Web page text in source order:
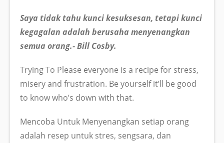
Saya tidak tahu kunci kesuksesan, tetapi kunci
kegagalan adalah berusaha menyenangkan
semua orang.- Bill Cosby.
Trying To Please everyone is a recipe for stress,
misery and frustration. Be yourself it’ll be good
to know who’s down with that.
Mencoba Untuk Menyenangkan setiap orang
adalah resep untuk stres, sengsara, dan